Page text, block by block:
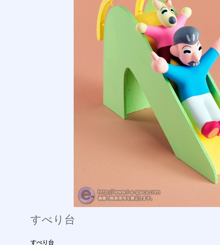
すべり台
すべり台